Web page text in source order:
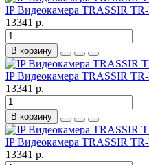
IP Видеокамера TRASSIR
13341 р.
В корзину
IP Видеокамера TRASSIR
13341 р.
В корзину
IP Видеокамера TRASSIR
13341 р.